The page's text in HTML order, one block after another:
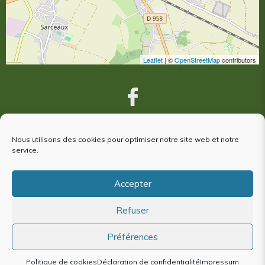
Nous utilisons des cookies pour optimiser notre site web et notre
service.
Accepter
Refuser
Préférences
Politique de cookiesDéclaration de confidentialitéImpressum
Leaflet | ©OpenStreetMapcontributors
VOUS ÊTES VENUS À ARGENTAN,
Plan du site
Politique de cookies (EU)